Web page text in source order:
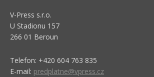
V-Press s.r.o.
U Stadionu 157
266 01 Beroun
Telefon: +420 604 763 835
E-mail: predplatne@vpress.cz